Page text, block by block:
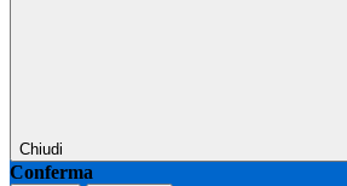
Chiudi
Conferma